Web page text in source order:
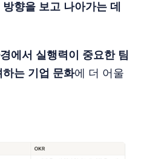
향을 보고 나아가는 데
에서 실행력이 중요한 팀
는 기업 문화에 더 어울